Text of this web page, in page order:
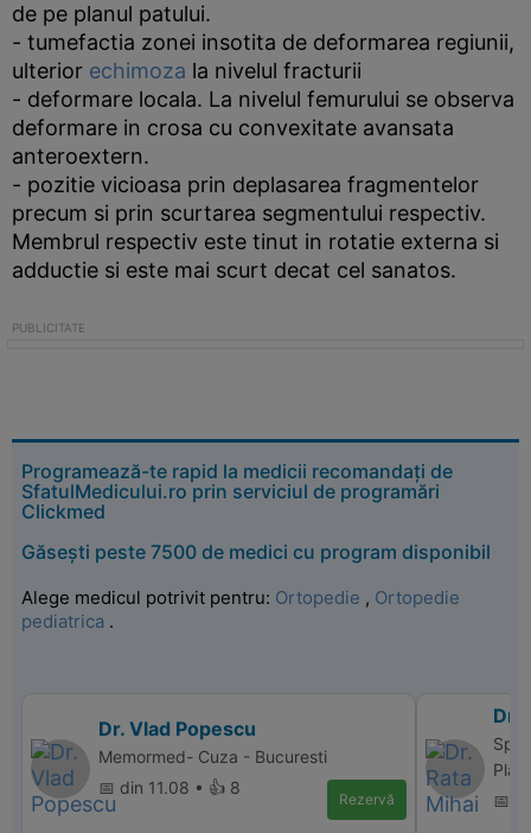
de pe planul patului.
- tumefactia zonei insotita de deformarea regiunii,
ulterior echimoza la nivelul fracturii
- deformare locala. La nivelul femurului se observa
deformare in crosa cu convexitate avansata
anteroextern.
- pozitie vicioasa prin deplasarea fragmentelor
precum si prin scurtarea segmentului respectiv.
Membrul respectiv este tinut in rotatie externa si
adductie si este mai scurt decat cel sanatos.
Programează-te rapid la medicii recomandați de
SfatulMedicului.ro prin serviciul de programări
Clickmed
Găsești peste 7500 de medici cu program disponibil
Alege medicul potrivit pentru: Ortopedie , Ortopedie
pediatrica .
Dr. Vlad Popescu
Memormed- Cuza - Bucuresti
📅 din 11.08 • 👍 8
Rezervă
Dr.
📅